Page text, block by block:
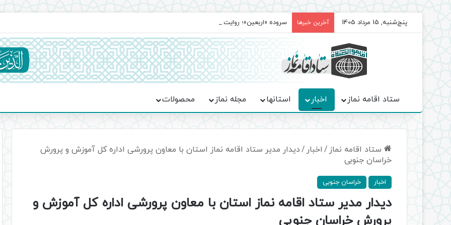
پنج‌شنبه, 15 مرداد 1405 آخرین خبرها سروده‌ «اربعین»؛ روایت حماسه، استقامت و تمدن‌سازی امت اسلامی
ستاد اقامه نماز اخبار استانها مجله نماز محصولات
ستاد اقامه نماز / اخبار /دیدار مدیر ستاد اقامه نماز استان با معاون پرورشی اداره کل آموزش و پرورش
خراسان جنوبی
اخبار خراسان جنوبی
دیدار مدیر ستاد اقامه نماز استان با معاون پرورشی اداره کل آموزش و
پرورش خراسان جنوبی